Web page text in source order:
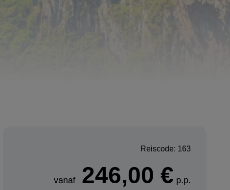
Reiscode: 163
vanaf 246,00 € p.p.